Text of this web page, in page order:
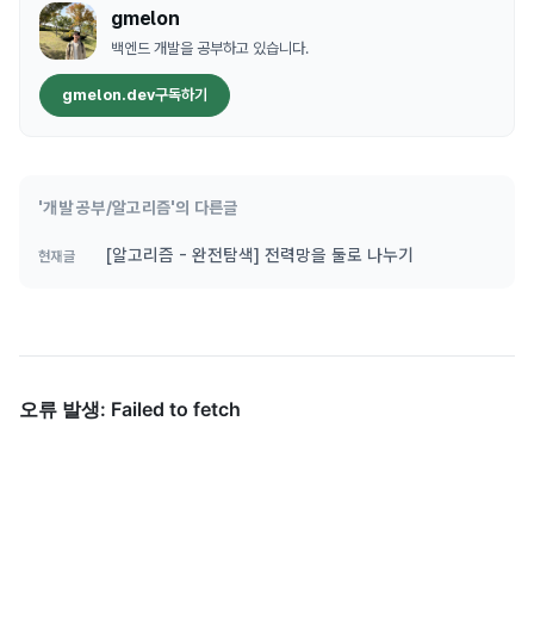
gmelon
백엔드 개발을 공부하고 있습니다.
gmelon.dev구독하기
'개발 공부/알고리즘'의 다른글
현재글 [알고리즘 - 완전탐색] 전력망을 둘로 나누기